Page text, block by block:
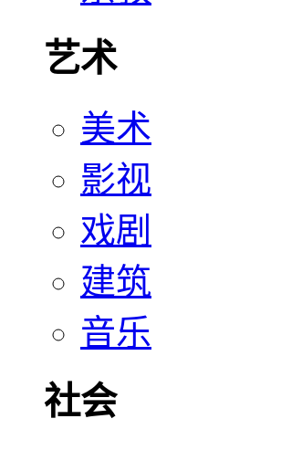
艺术
美术
影视
戏剧
建筑
音乐
社会